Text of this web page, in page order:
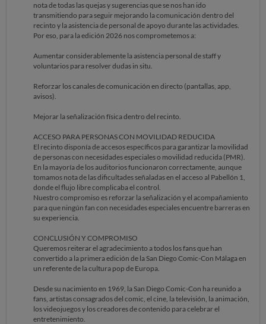
nota de todas las quejas y sugerencias que se nos han ido
transmitiendo para seguir mejorando la comunicación dentro del
recinto y la asistencia de personal de apoyo durante las actividades.
Por eso, para la edición 2026 nos comprometemos a:
Aumentar considerablemente la asistencia personal de staff y
voluntarios para resolver dudas in situ.
Reforzar los canales de comunicación en directo (pantallas, app,
avisos).
Mejorar la señalización física dentro del recinto.
ACCESO PARA PERSONAS CON MOVILIDAD REDUCIDA
El recinto disponía de accesos específicos para garantizar la movilidad
de personas con necesidades especiales o movilidad reducida (PMR).
En la mayoría de los auditorios funcionaron correctamente, aunque
tomamos nota de las dificultades señaladas en el acceso al Pabellón 1,
donde el flujo libre complicaba el control.
Nuestro compromiso es reforzar la señalización y el acompañamiento
para que ningún fan con necesidades especiales encuentre barreras en
su experiencia.
CONCLUSIÓN Y COMPROMISO
Queremos reiterar el agradecimiento a todos los fans que han
convertido a la primera edición de la San Diego Comic-Con Málaga en
un referente de la cultura pop de Europa.
Desde su nacimiento en 1969, la San Diego Comic-Con ha reunido a
fans, artistas consagrados del comic, el cine, la televisión, la animación,
los videojuegos y los creadores de contenido para celebrar el
entretenimiento.